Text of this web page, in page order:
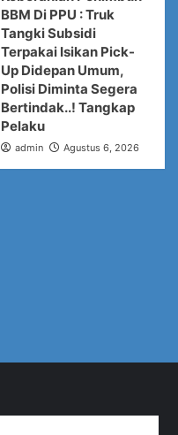
BBM Di PPU : Truk
Tangki Subsidi
Terpakai Isikan Pick-
Up Didepan Umum,
Polisi Diminta Segera
Bertindak..! Tangkap
Pelaku
admin Agustus 6, 2026